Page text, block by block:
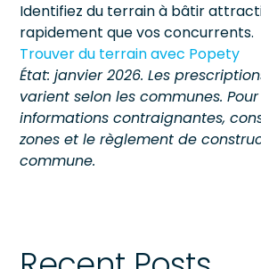
Identifiez du terrain à bâtir
rapidement que vos concurrents.
Trouver du terrain avec Popety
État: janvier 2026. Les
varient selon les communes.
informations contraignantes,
zones et le règlement de
commune.